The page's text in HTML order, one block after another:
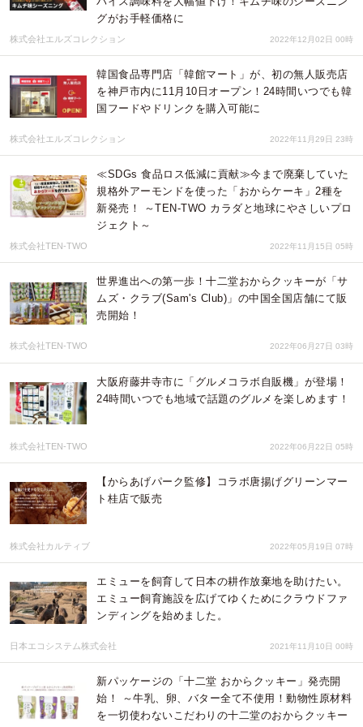
グがお手軽価格に
株式会社エルズコレクション 2022年12月02日 00時
韓国食品専門店「韓館マート」が、初の無人販売店
を神戸市内に11月10日オープン！24時間いつでも韓
国フードやドリンクを購入可能に
株式会社エルズコレクション 2022年11月29日 23時
≪SDGs 食品ロス低減に貢献≫今まで廃棄していた
規格外アーモンドを使った「おからケーキ」2種を
新発売！ ～TEN-TWO カラダと地球にやさしいプロ
ジェクト～
株式会社TEN-TWO 2022年11月15日 05時
世界進出への第一歩！十二堂おからクッキーが「サ
ムズ・クラブ(Sam's Club)」の中国全国店舗にて販
売開始！
株式会社TEN-TWO 2022年06月27日 03時
大阪府藤井寺市に「グルメコラボ自販機」が登場！
24時間いつでも地域で話題のグルメを楽しめます！
株式会社TEN-TWO 2022年06月22日 05時
【からあげパーク監修】コラボ唐揚げグリーンマー
ト桂店で販売
株式会社カルティブ 2022年05月19日 07時
エミューを飼育して日本の耕作放棄地を助けたい。
エミュー飼育施設を広げてゆくためにクラウドファ
ンディングを始めました。
日本エコシステム株式会社 2021年11月10日 00時
新パッケージの「十二堂 おからクッキー」発売開
始！ ～牛乳、卵、バター全て不使用！動物性原材料
を一切使わないこだわりの十二堂のおからクッキー